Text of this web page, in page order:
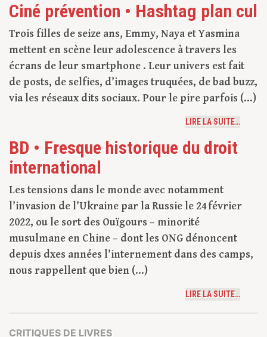
Ciné prévention • Hashtag plan cul
Trois filles de seize ans, Emmy, Naya et Yasmina
mettent en scène leur adolescence à travers les
écrans de leur smartphone . Leur univers est fait
de posts, de selfies, d’images truquées, de bad buzz,
via les réseaux dits sociaux. Pour le pire parfois (...)
LIRE LA SUITE…
BD • Fresque historique du droit
international
Les tensions dans le monde avec notamment
l’invasion de l’Ukraine par la Russie le 24 février
2022, ou le sort des Ouïgours – minorité
musulmane en Chine – dont les ONG dénoncent
depuis dxes années l’internement dans des camps,
nous rappellent que bien (...)
LIRE LA SUITE…
CRITIQUES DE LIVRES